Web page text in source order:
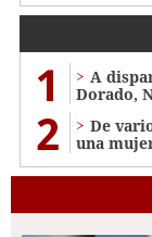
1
A
Dorado,
2
De
una